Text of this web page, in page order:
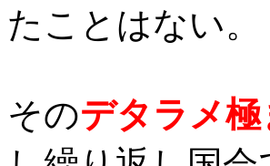
たことはない。
そのデタラメ